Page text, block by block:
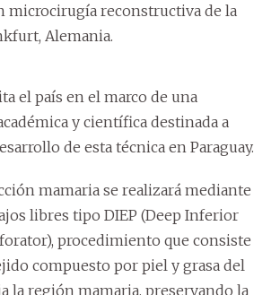
microcirugía reconstructiva de la
Alemania.
el país en el marco de una
y científica destinada a
de esta técnica en Paraguay.
mamaria se realizará mediante
libres tipo DIEP (Deep Inferior
procedimiento que consiste
compuesto por piel y grasa del
la región mamaria, preservando la